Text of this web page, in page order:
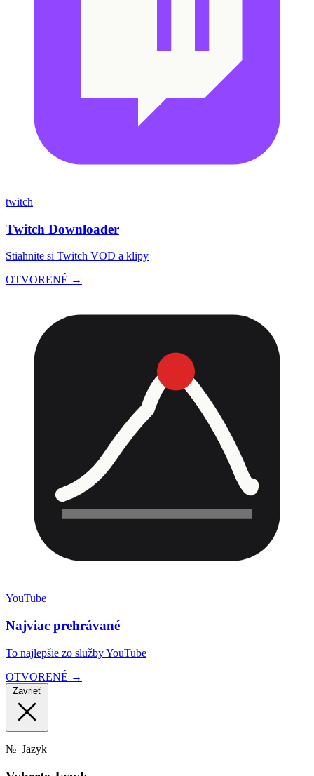
twitch
Twitch Downloader
Stiahnite si Twitch VOD a klipy
OTVORENÉ →
YouTube
Najviac prehrávané
To najlepšie zo služby YouTube
OTVORENÉ →
Zavrieť
№ Jazyk